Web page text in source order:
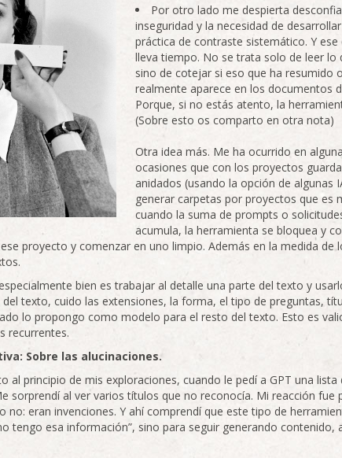
Por otro lado me despierta
inseguridad y la necesidad de
práctica de contraste sistemático. Y
lleva tiempo. No se trata solo de leer lo
sino de cotejar si eso que ha resumido
realmente aparece en los documentos
Porque, si no estás atento, la
(Sobre esto os comparto en otra nota)
Otra idea más. Me ha ocurrido en
ocasiones que con los proyectos
anidados (usando la opción de algunas
generar carpetas por proyectos que es
cuando la suma de prompts o
acumula, la herramienta se bloquea y
proyecto y comenzar en uno limpio. Además en la medida de
bien es trabajar al detalle una parte del texto y
texto, cuido las extensiones, la forma, el tipo de preguntas,
lo propongo como modelo para el resto del texto. Esto es
recurrentes.
Sobre las alucinaciones.
al principio de mis exploraciones, cuando le pedí a GPT una lista
sorprendí al ver varios títulos que no reconocía. Mi reacción fue
no: eran invenciones. Y ahí comprendí que este tipo de
tengo esa información”, sino para seguir generando contenido,